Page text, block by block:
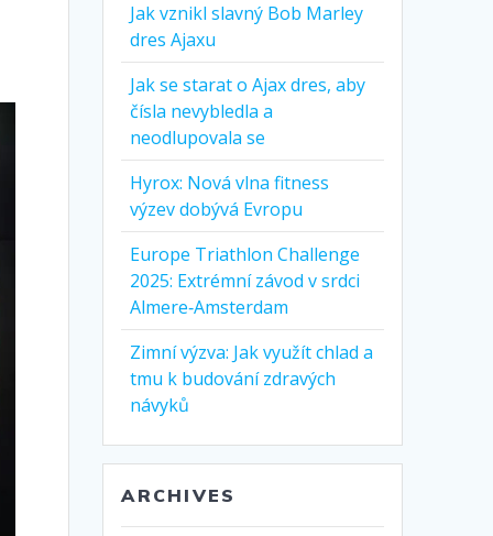
Jak vznikl slavný Bob Marley
dres Ajaxu
Jak se starat o Ajax dres, aby
čísla nevybledla a
neodlupovala se
Hyrox: Nová vlna fitness
výzev dobývá Evropu
Europe Triathlon Challenge
2025: Extrémní závod v srdci
Almere‑Amsterdam
Zimní výzva: Jak využít chlad a
tmu k budování zdravých
návyků
ARCHIVES